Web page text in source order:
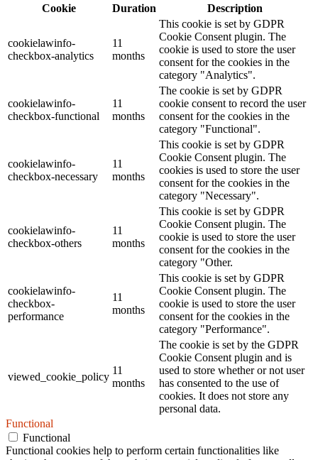
Cookie
Duration Description
cookielawinfo-
checkbox-analytics
11
months
This cookie is set by GDPR
Cookie Consent plugin. The
cookie is used to store the user
consent for the cookies in the
category "Analytics".
cookielawinfo-
checkbox-functional
11
months
The cookie is set by GDPR
cookie consent to record the user
consent for the cookies in the
category "Functional".
cookielawinfo-
checkbox-necessary
11
months
This cookie is set by GDPR
Cookie Consent plugin. The
cookies is used to store the user
consent for the cookies in the
category "Necessary".
cookielawinfo-
checkbox-others
11
months
This cookie is set by GDPR
Cookie Consent plugin. The
cookie is used to store the user
consent for the cookies in the
category "Other.
cookielawinfo-
checkbox-
performance
11
months
This cookie is set by GDPR
Cookie Consent plugin. The
cookie is used to store the user
consent for the cookies in the
category "Performance".
viewed_cookie_policy
11
months
The cookie is set by the GDPR
Cookie Consent plugin and is
used to store whether or not user
has consented to the use of
cookies. It does not store any
personal data.
Functional
Functional
Functional cookies help to perform certain functionalities like